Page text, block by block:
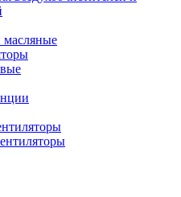
масляные